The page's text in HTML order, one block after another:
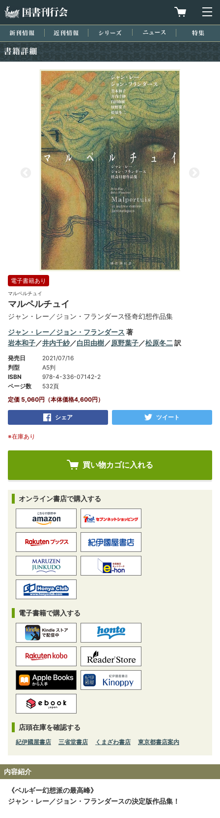
買物カゴを
新刊情報 近刊情報 シリーズ ニュース
電子書籍あり
マルペルチュイ
マルペルチュイ
ジャン・レー／ジョン・フランダース怪奇幻想作品集
ジャン・レー／ジョン・フランダース 著
岩本和子／井内千紗／白田由樹／原野葉子／松原冬二訳
発売日
2021/07/16
判型
A5判
ISBN
978-4-336-07142-2
ページ数
532頁
定価 5,060円（本体価格4,600円）
シェア ツイート
※在庫あり
オンライン書店で購入する
電子書籍で購入する
店頭在庫を確認する
紀伊國屋書店 三省堂書店 くまざわ書店 東京都書店案内
内容紹介
《ベルギー幻想派の最高峰》
ジャン・レー／ジョン・フランダースの決定版作品集！